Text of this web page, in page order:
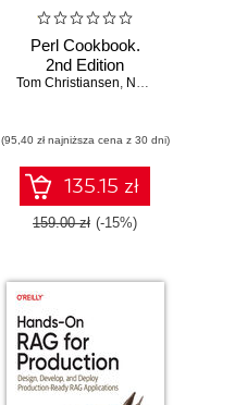
Perl Cookbook.
2nd Edition
Tom Christiansen, Nathan Torkington
(95,40 zł najniższa cena z 30 dni)
135.15 zł
159.00 zł (-15%)